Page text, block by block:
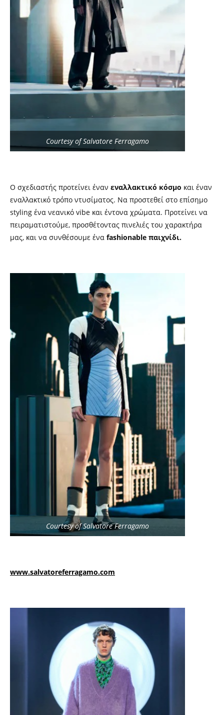
Courtesy of Salvatore Ferragamo
Ο σχεδιαστής προτείνει έναν εναλλακτικό κόσμο και έναν
εναλλακτικό τρόπο ντυσίματος. Να προστεθεί στο επίσημο
styling ένα νεανικό vibe και έντονα χρώματα. Προτείνει να
πειραματιστούμε, προσθέτοντας πινελιές του χαρακτήρα
μας, και να συνθέσουμε ένα fashionable παιχνίδι.
Courtesy of Salvatore Ferragamo
www.salvatoreferragamo.com